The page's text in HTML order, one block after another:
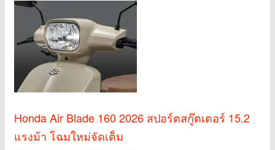
Honda Air Blade 160 2026 สปอร์ตสกู๊ตเตอร์ 15.2
แรงม้า โฉมใหม่จัดเต็ม